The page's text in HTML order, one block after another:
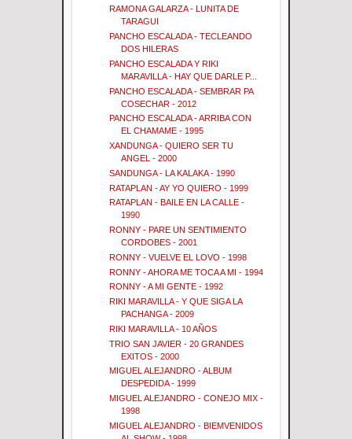
RAMONA GALARZA - LUNITA DE
TARAGUI
PANCHO ESCALADA - TECLEANDO
DOS HILERAS
PANCHO ESCALADA Y RIKI
MARAVILLA - HAY QUE DARLE P...
PANCHO ESCALADA - SEMBRAR PA
COSECHAR - 2012
PANCHO ESCALADA - ARRIBA CON
EL CHAMAME - 1995
XANDUNGA - QUIERO SER TU
ANGEL - 2000
SANDUNGA - LA KALAKA - 1990
RATAPLAN - AY YO QUIERO - 1999
RATAPLAN - BAILE EN LA CALLE -
1990
RONNY - PARE UN SENTIMIENTO
CORDOBES - 2001
RONNY - VUELVE EL LOVO - 1998
RONNY - AHORA ME TOCA A MI - 1994
RONNY - A MI GENTE - 1992
RIKI MARAVILLA - Y QUE SIGA LA
PACHANGA - 2009
RIKI MARAVILLA - 10 AÑOS
TRIO SAN JAVIER - 20 GRANDES
EXITOS - 2000
MIGUEL ALEJANDRO - ALBUM
DESPEDIDA - 1999
MIGUEL ALEJANDRO - CONEJO MIX -
1998
MIGUEL ALEJANDRO - BIEMVENIDOS